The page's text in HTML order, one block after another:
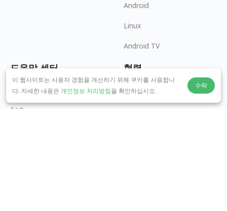
Android
Linux
Android TV
도움말 센터
panda7x24@gmail.com
FAQ
협력
제휴 파트너 되기
이 웹사이트는 사용자 경험을 개선하기 위해 쿠키를 사용합니
다. 자세한 내용은 개인정보 처리방침을 확인하십시오.
수락